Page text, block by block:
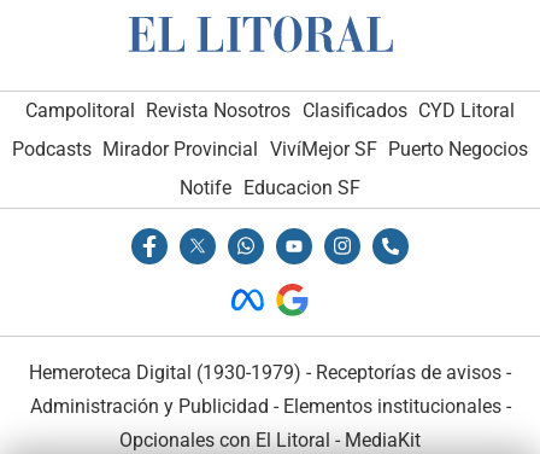
Campolitoral Revista Nosotros Clasificados CYD Litoral
Podcasts Mirador Provincial VivíMejor SF Puerto Negocios
Notife Educacion SF
Hemeroteca Digital (1930-1979) - Receptorías de avisos -
Administración y Publicidad - Elementos institucionales-
Opcionales con El Litoral - MediaKit